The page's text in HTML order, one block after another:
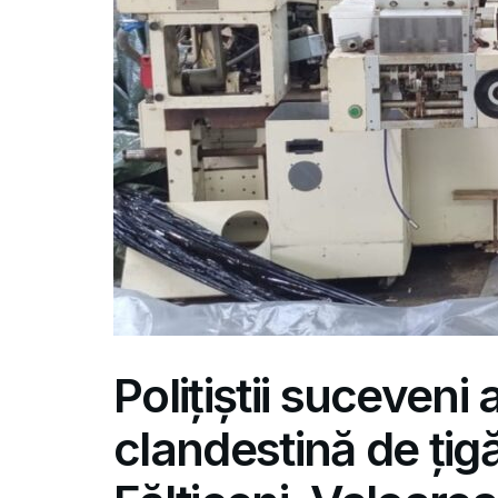
Polițiștii suceveni
clandestină de